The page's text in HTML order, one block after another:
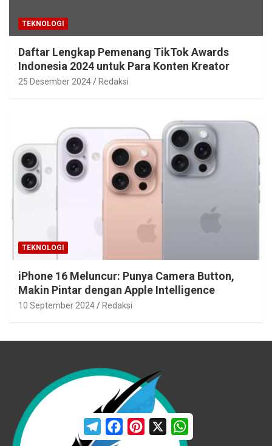
TEKNOLOGI
Daftar Lengkap Pemenang TikTok Awards
Indonesia 2024 untuk Para Konten Kreator
25 Desember 2024 Redaksi
TEKNOLOGI
iPhone 16 Meluncur: Punya Camera Button,
Makin Pintar dengan Apple Intelligence
10 September 2024 Redaksi
T
l
P
X
a